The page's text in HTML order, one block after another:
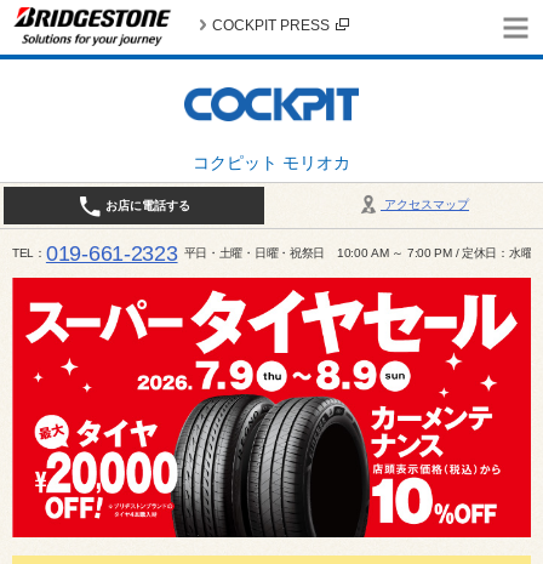
コクピット モリオカ
COCKPIT PRESS
アクセスマップ
お店に電話する
TEL 019-661-2323 平日・土曜・日曜・祝祭日 10:00 AM ～ 7:00 PM / 定休日：水曜